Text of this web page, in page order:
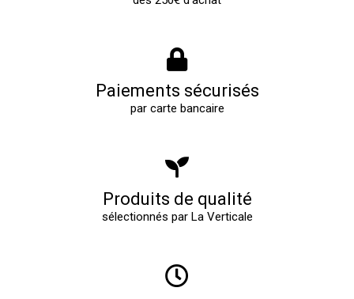
Paiements sécurisés
par carte bancaire
Produits de qualité
sélectionnés par La Verticale